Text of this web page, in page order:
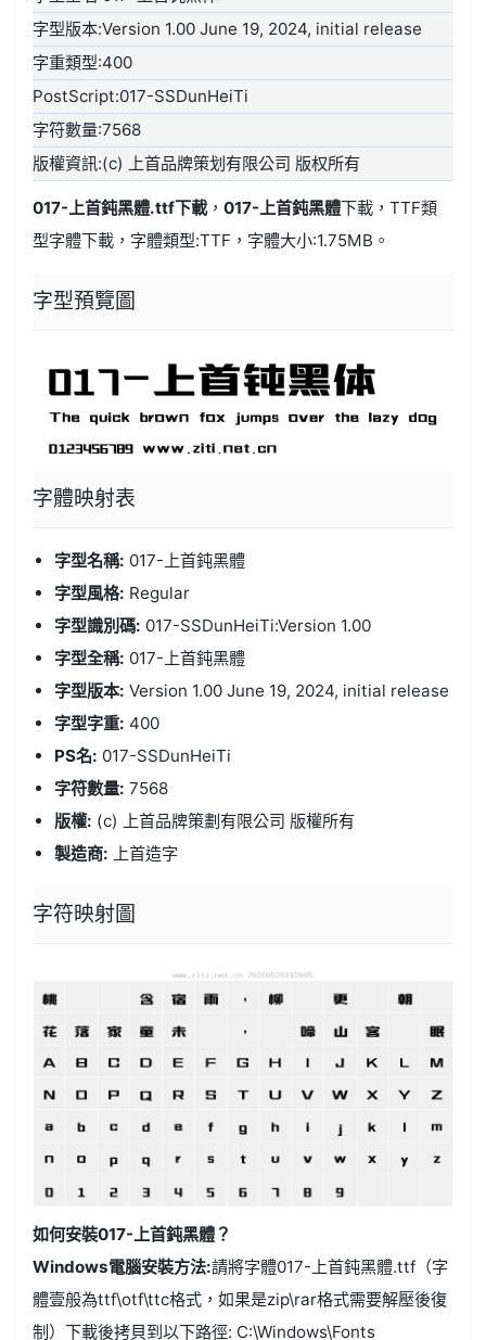
字型版本:Version 1.00 June 19, 2024, initial release
字重類型:400
PostScript:017-SSDunHeiTi
字符數量:7568
版權資訊:(c) 上首品牌策划有限公司 版权所有
017-上首鈍黑體.ttf下載，017-上首鈍黑體下載，TTF類
型字體下載，字體類型:TTF ，字體大小:1.75MB。
字型預覽圖
字體映射表
字型名稱: 017-上首鈍黑體
字型風格: Regular
字型識別碼: 017-SSDunHeiTi:Version 1.00
字型全稱: 017-上首鈍黑體
字型版本: Version 1.00 June 19, 2024, initial release
字型字重: 400
PS名: 017-SSDunHeiTi
字符數量: 7568
版權: (c) 上首品牌策劃有限公司 版權所有
製造商: 上首造字
字符映射圖
如何安裝017-上首鈍黑體？
Windows電腦安裝方法:請將字體017-上首鈍黑體.ttf（字
體壹般為ttf\otf\ttc格式，如果是zip\rar格式需要解壓後復
制）下載後拷貝到以下路徑: C:\Windows\Fonts